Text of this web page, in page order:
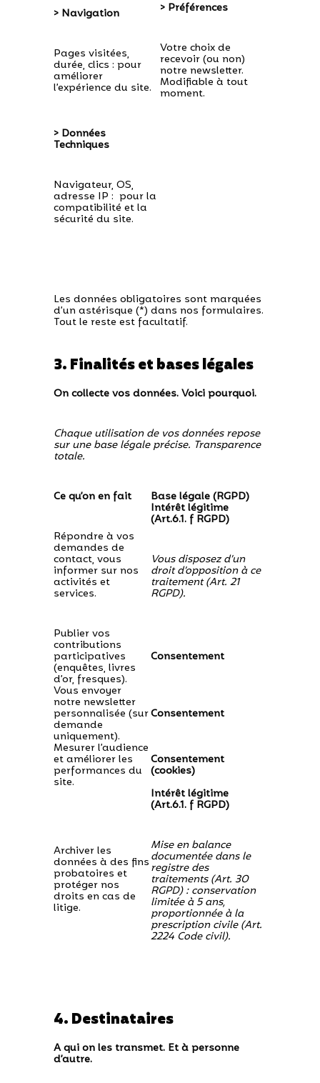
> Navigation
Pages visitées,
durée, clics : pour
améliorer
l’expérience du site.
> Préférences
Votre choix de
recevoir (ou non)
notre newsletter.
Modifiable à tout
moment.
> Données
Techniques
Navigateur, OS,
adresse IP : pour la
compatibilité et la
sécurité du site.
Les données obligatoires sont marquées
d’un astérisque (*) dans nos formulaires.
Tout le reste est facultatif.
3. Finalités et bases légales
On collecte vos données. Voici pourquoi.
Chaque utilisation de vos données repose
sur une base légale précise. Transparence
totale.
Ce qu’on en fait Base légale (RGPD)
Répondre à vos
demandes de
contact, vous
informer sur nos
activités et
services.
Intérêt légitime
(Art.6.1. f RGPD)
Vous disposez d’un
droit d’opposition à ce
traitement (Art. 21
RGPD).
Publier vos
contributions
participatives
(enquêtes, livres
d’or, fresques).
Consentement
Vous envoyer
notre newsletter
personnalisée (sur
demande
uniquement).
Consentement
Mesurer l’audience
et améliorer les
performances du
site.
Consentement
(cookies)
Archiver les
données à des fins
probatoires et
protéger nos
droits en cas de
litige.
Intérêt légitime
(Art.6.1. f RGPD)
Mise en balance
documentée dans le
registre des
traitements (Art. 30
RGPD) : conservation
limitée à 5 ans,
proportionnée à la
prescription civile (Art.
2224 Code civil).
4. Destinataires
A qui on les transmet. Et à personne
d’autre.